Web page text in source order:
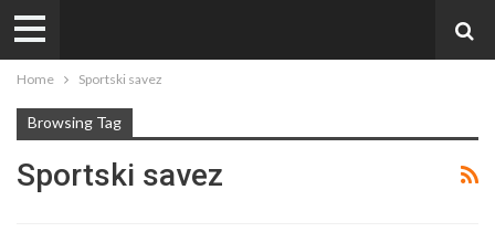
Home Sportski savez
Browsing Tag
Sportski savez